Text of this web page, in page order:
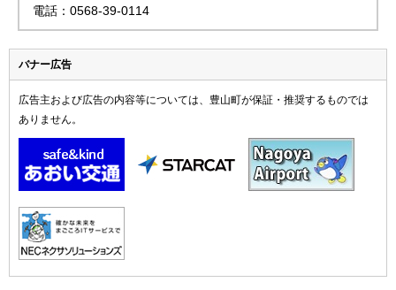
電話：0568-39-0114
バナー広告
広告主および広告の内容等については、豊山町が保証・推奨するものでは
ありません。